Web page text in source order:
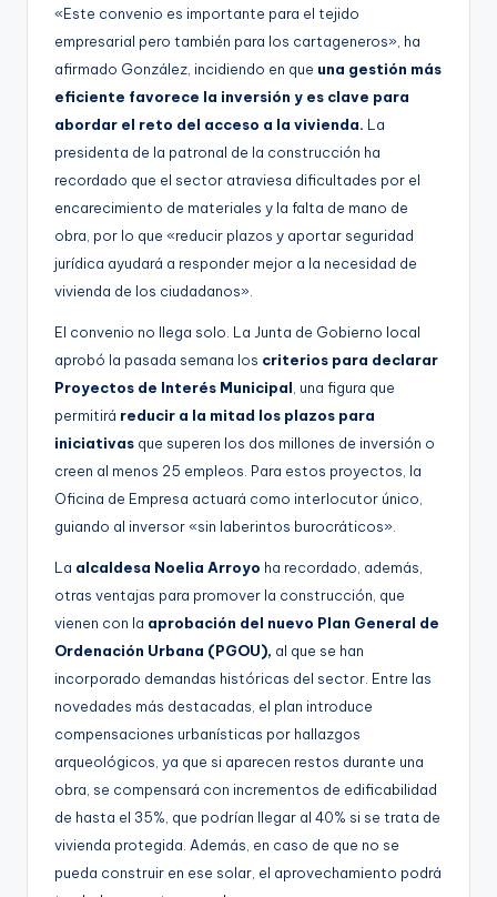
«Este convenio es importante para el tejido
empresarial pero también para los cartageneros», ha
afirmado González, incidiendo en que una gestión más
eficiente favorece la inversión y es clave para
abordar el reto del acceso a la vivienda. La
presidenta de la patronal de la construcción ha
recordado que el sector atraviesa dificultades por el
encarecimiento de materiales y la falta de mano de
obra, por lo que «reducir plazos y aportar seguridad
jurídica ayudará a responder mejor a la necesidad de
vivienda de los ciudadanos».
El convenio no llega solo. La Junta de Gobierno local
aprobó la pasada semana los criterios para declarar
Proyectos de Interés Municipal, una figura que
permitirá reducir a la mitad los plazos para
iniciativas que superen los dos millones de inversión o
creen al menos 25 empleos. Para estos proyectos, la
Oficina de Empresa actuará como interlocutor único,
guiando al inversor «sin laberintos burocráticos».
La alcaldesa Noelia Arroyo ha recordado, además,
otras ventajas para promover la construcción, que
vienen con la aprobación del nuevo Plan General de
Ordenación Urbana (PGOU), al que se han
incorporado demandas históricas del sector. Entre las
novedades más destacadas, el plan introduce
compensaciones urbanísticas por hallazgos
arqueológicos, ya que si aparecen restos durante una
obra, se compensará con incrementos de edificabilidad
de hasta el 35%, que podrían llegar al 40% si se trata de
vivienda protegida. Además, en caso de que no se
pueda construir en ese solar, el aprovechamiento podrá